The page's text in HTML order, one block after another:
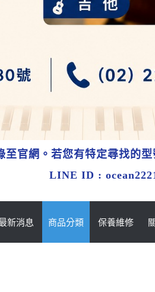
至官網。若您有特定尋找的
LINE ID :
新消息 商品分類 保養維修